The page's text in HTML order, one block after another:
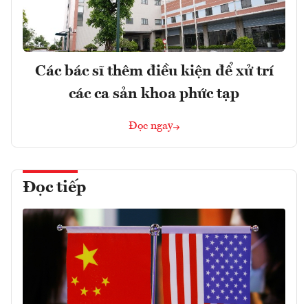
Các bác sĩ thêm điều kiện để xử trí
các ca sản khoa phức tạp
Đọc ngay
Đọc tiếp